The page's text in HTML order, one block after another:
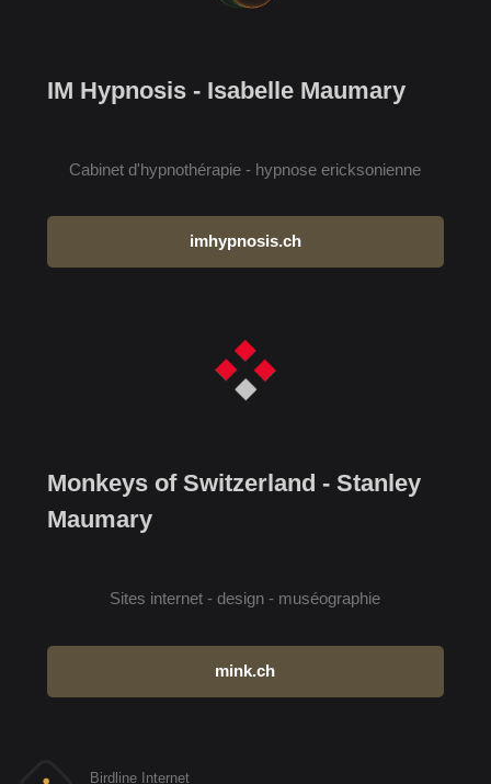
IM Hypnosis - Isabelle Maumary
Cabinet d'hypnothérapie - hypnose ericksonienne
imhypnosis.ch
Monkeys of Switzerland - Stanley
Maumary
Sites internet - design - muséographie
mink.ch
Birdline Internet